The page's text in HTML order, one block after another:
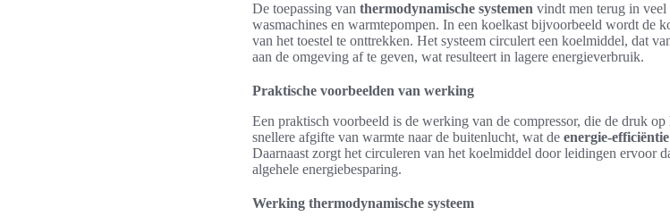
De toepassing van thermodynamische systemen vindt men terug in veel
wasmachines en warmtepompen. In een koelkast bijvoorbeeld wordt de
van het toestel te onttrekken. Het systeem circulert een koelmiddel, dat
aan de omgeving af te geven, wat resulteert in lagere energieverbruik.
Praktische voorbeelden van werking
Een praktisch voorbeeld is de werking van de compressor, die de druk
snellere afgifte van warmte naar de buitenlucht, wat de energie-
Daarnaast zorgt het circuleren van het koelmiddel door leidingen ervoor
algehele energiebesparing.
Werking thermodynamische systeem